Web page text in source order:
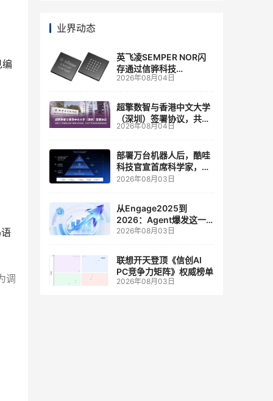
调
业界动态
英飞凌SEMPER NOR闪
存通过信骅科技
AST2700 BMC认证，全
管理
2026年08月04日
超擎数智与香港中文大学
（深圳）签署协议，共建
人工智能和边缘计算联合
2026年08月04日
部署万台机器人后，酷哇
科技官宣首席科学家，要
让世界模型交付生产力
2026年08月03日
从Engage2025到
2026：Agent爆发这一
年，AI CRM 走到哪了
2026年08月03日
联想开天登顶《信创AI
PC竞争力矩阵》权威榜单
2026年08月03日